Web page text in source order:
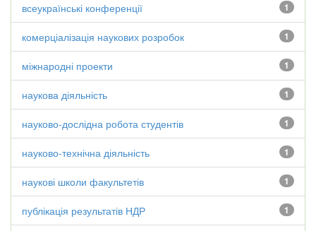
1
всеукраїнські конференції
1
комерціалізація наукових розробок
1
міжнародні проекти
1
наукова діяльність
1
науково-дослідна робота студентів
1
науково-технічна діяльність
1
наукові школи факультетів
1
публікація результатів НДР